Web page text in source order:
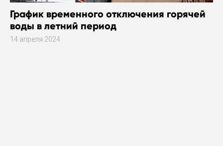
График временного отключения горячей
воды в летний период
14 апреля 2024